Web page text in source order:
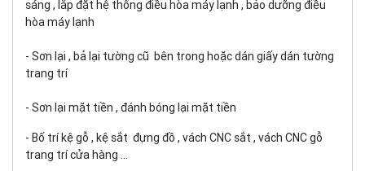
sáng , lắp đặt hệ thống điều hòa máy lạnh , bảo dưỡng điều
hòa máy lạnh
- Sơn lại , bả lại tường cũ bên trong hoặc dán giấy dán tường
trang trí
- Sơn lại mặt tiền , đánh bóng lại mặt tiền
- Bố trí kệ gỗ , kệ sắt đựng đồ , vách CNC sắt , vách CNC gỗ
trang trí cửa hàng ...